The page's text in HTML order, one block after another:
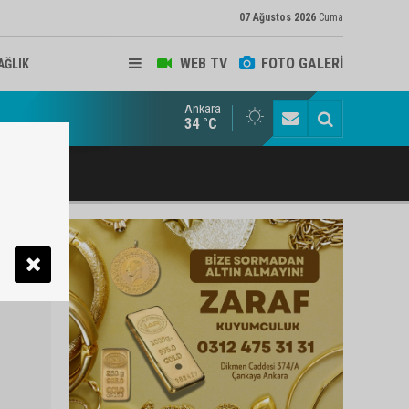
07 Ağustos 2026 Cuma
WEB TV FOTO GALERİ
ve Arabulucu Rüstem Yiğit Ahizer'e ziyaretçi akını
Ankara
34 °C